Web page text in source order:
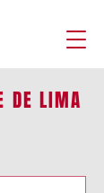
DE LIMA